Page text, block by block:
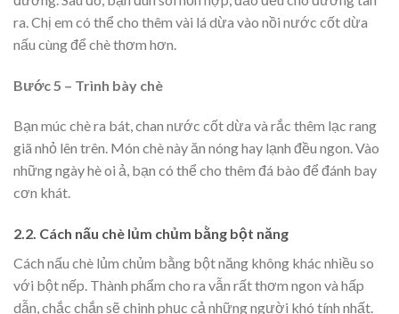
ra. Chị em có thể cho thêm vài lá dừa vào nồi nước cốt dừa
nấu cùng để chè thơm hơn.
Bước 5 – Trình bày chè
Bạn múc chè ra bát, chan nước cốt dừa và rắc thêm lạc rang
giã nhỏ lên trên. Món chè này ăn nóng hay lạnh đều ngon. Vào
những ngày hè oi ả, bạn có thể cho thêm đá bào để đánh bay
cơn khát.
2.2. Cách nấu chè lủm chủm bằng bột năng
Cách nấu chè lủm chủm bằng bột năng không khác nhiều so
với bột nếp. Thành phẩm cho ra vẫn rất thơm ngon và hấp
dẫn, chắc chắn sẽ chinh phục cả những người khó tính nhất.